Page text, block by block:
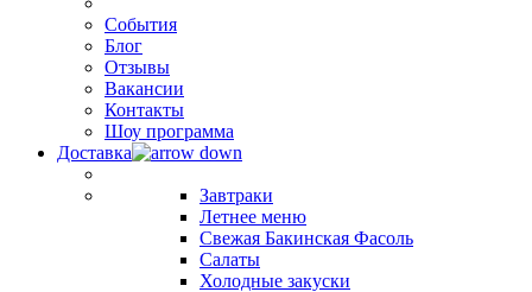
События
Блог
Отзывы
Вакансии
Контакты
Шоу программа
Доставка
Завтраки
Летнее меню
Свежая Бакинская Фасоль
Салаты
Холодные закуски